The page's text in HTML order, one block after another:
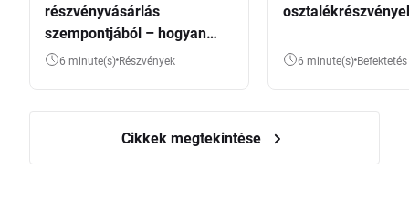
részvényvásárlás
szempontjából – hogyan
válasszunk?
6 minute(s) Részvények 6 minute(s) Befektetés
Cikkek megtekintése